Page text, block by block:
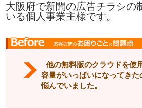
大阪府で新聞の広告チラシの
いる個人事業主様です。
他の無料版のクラウドを使
容量がいっぱいになってきた
悩んでいました。